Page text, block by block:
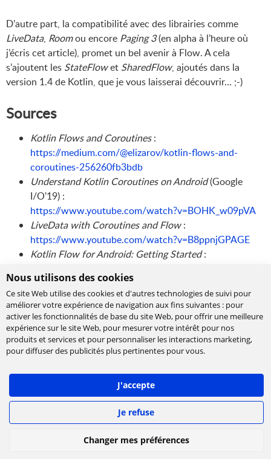
Nous utilisons des cookies
Ce site Web utilise des cookies et d'autres technologies de suivi pour
améliorer votre expérience de navigation aux fins suivantes : pour
activer les fonctionnalités de base du site Web, pour offrir une meilleure
expérience sur le site Web, pour mesurer votre intérêt pour nos
produits et services et pour personnaliser les interactions marketing,
pour diffuser des publicités plus pertinentes pour vous.
J'accepte
Je refuse
Changer mes préférences
D’autre part, la compatibilité avec des librairies comme
LiveData, Roomou encore Paging 3(en alpha à l’heure où
j’écris cet article), promet un bel avenir à Flow. A cela
s’ajoutent les StateFlowet SharedFlow, ajoutés dans la
version 1.4 de Kotlin, que je vous laisserai découvrir… ;-)
Sources
Kotlin Flows and Coroutines:
https://medium.com/@elizarov/kotlin-flows-and-
coroutines-256260fb3bdb
Understand Kotlin Coroutines on Android(Google
I/O'19) :
https://www.youtube.com/watch?v=BOHK_w09pVA
LiveData with Coroutines and Flow:
https://www.youtube.com/watch?v=B8ppnjGPAGE
Kotlin Flow for Android: Getting Started:
for-android-getting-started
La documentation sur les coroutines :
https://developer.android.com/kotlin/coroutines
La documentation surFlow:
https://kotlin.github.io/kotlinx.coroutines/kotlinx-
coroutines-core/kotlinx.coroutines.flow/-flow/
https://kotlin.github.io/kotlinx.coroutines/kotlinx-
coroutines-core/kotlinx.coroutines.flow/flow-on.html
Un très grand merci à
Thomas BOUTIN
pour sa participation
au développement de l’appli !